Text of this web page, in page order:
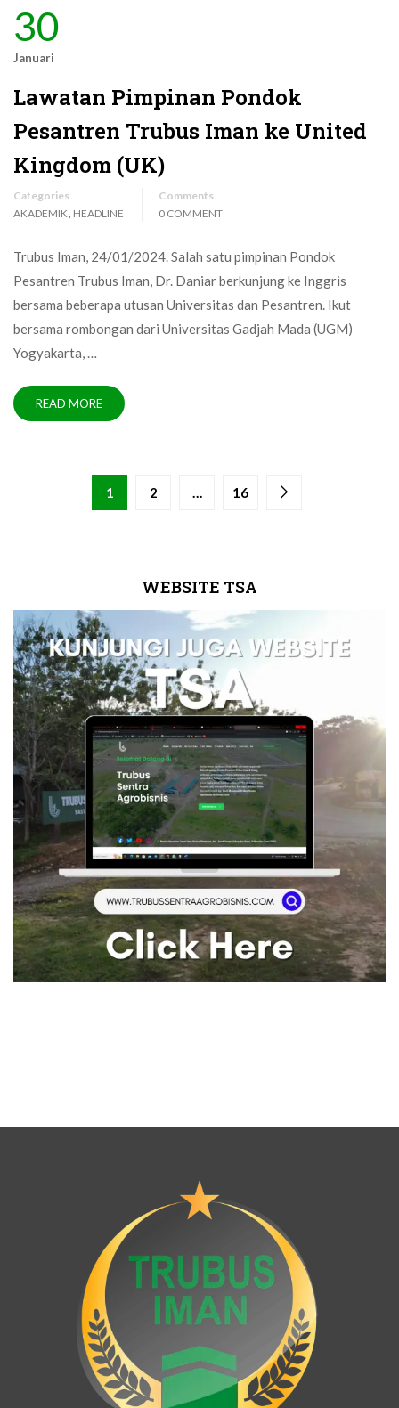
30
Januari
Lawatan Pimpinan Pondok
Pesantren Trubus Iman ke United
Kingdom (UK)
Categories
AKADEMIK, HEADLINE
Comments
0 COMMENT
Trubus Iman, 24/01/2024. Salah satu pimpinan Pondok
Pesantren Trubus Iman, Dr. Daniar berkunjung ke Inggris
bersama beberapa utusan Universitas dan Pesantren. Ikut
bersama rombongan dari Universitas Gadjah Mada (UGM)
Yogyakarta, …
READ MORE
1 2 … 16
WEBSITE TSA